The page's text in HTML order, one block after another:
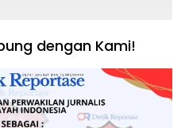
dengan Kami!